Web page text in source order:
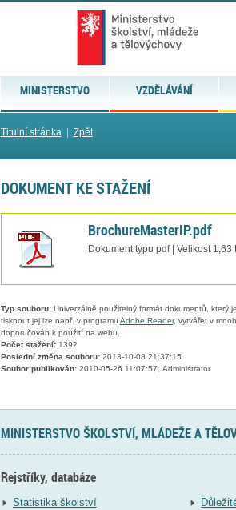
MINISTERSTVO VZDĚLÁVÁNÍ
Titulní stránka| Zpět
DOKUMENT KE STAŽENÍ
BrochureMasterIP.pdf
Dokument typu pdf | Velikost 1,63
Typ souboru:Univerzálně použitelný formát dokumentů, který
tisknout jej lze např. v programu Adobe Reader, vytvářet v
doporučován k použití na webu.
Počet stažení:1392
Poslední změna souboru:2013-10-08 21:37:15
Soubor publikován:2010-05-26 11:07:57, Administrator
MINISTERSTVO ŠKOLSTVÍ, MLÁDEŽE A
Rejstříky, databáze
Statistika školství